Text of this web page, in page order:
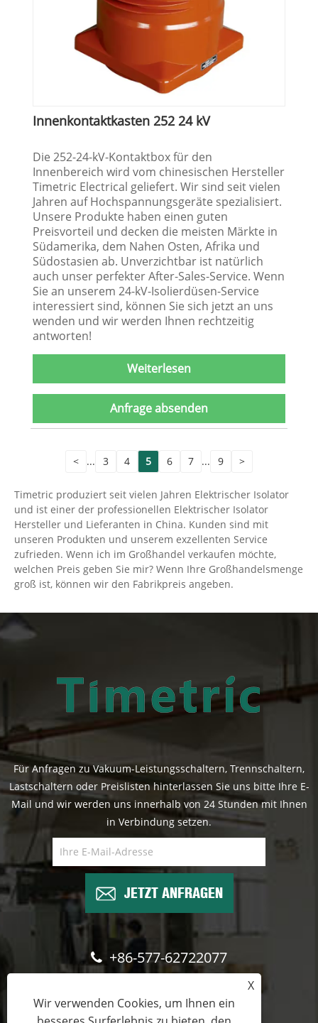
Innenkontaktkasten 252 24 kV
Die 252-24-kV-Kontaktbox für den
Innenbereich wird vom chinesischen Hersteller
Timetric Electrical geliefert. Wir sind seit vielen
Jahren auf Hochspannungsgeräte spezialisiert.
Unsere Produkte haben einen guten
Preisvorteil und decken die meisten Märkte in
Südamerika, dem Nahen Osten, Afrika und
Südostasien ab. Unverzichtbar ist natürlich
auch unser perfekter After-Sales-Service. Wenn
Sie an unserem 24-kV-Isolierdüsen-Service
interessiert sind, können Sie sich jetzt an uns
wenden und wir werden Ihnen rechtzeitig
antworten!
Weiterlesen
Anfrage absenden
< ... 3 4 5 6 7 ... 9 >
Timetric produziert seit vielen Jahren Elektrischer Isolator
und ist einer der professionellen Elektrischer Isolator
Hersteller und Lieferanten in China. Kunden sind mit
unseren Produkten und unserem exzellenten Service
zufrieden. Wenn ich im Großhandel verkaufen möchte,
welchen Preis geben Sie mir? Wenn Ihre Großhandelsmenge
groß ist, können wir den Fabrikpreis angeben.
Für Anfragen zu Vakuum-Leistungsschaltern, Trennschaltern,
Lastschaltern oder Preislisten hinterlassen Sie uns bitte Ihre E-
Mail und wir werden uns innerhalb von 24 Stunden mit Ihnen
in Verbindung setzen.
JETZT ANFRAGEN
+86-577-62722077
X
Wir verwenden Cookies, um Ihnen ein